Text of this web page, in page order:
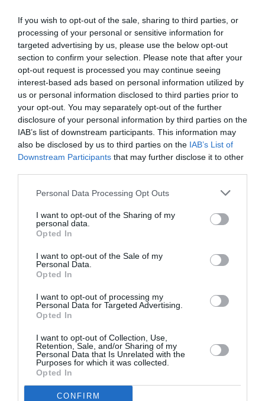
If you wish to opt-out of the sale, sharing to third parties, or
processing of your personal or sensitive information for
targeted advertising by us, please use the below opt-out
section to confirm your selection. Please note that after your
opt-out request is processed you may continue seeing
interest-based ads based on personal information utilized by
us or personal information disclosed to third parties prior to
your opt-out. You may separately opt-out of the further
disclosure of your personal information by third parties on the
IAB’s list of downstream participants. This information may
also be disclosed by us to third parties on the IAB’s List of
Downstream Participants that may further disclose it to other
Personal Data Processing Opt Outs
I want to opt-out of the Sharing of my
personal data.
Opted In
I want to opt-out of the Sale of my
Personal Data.
Opted In
I want to opt-out of processing my
Personal Data for Targeted Advertising.
Opted In
I want to opt-out of Collection, Use,
Retention, Sale, and/or Sharing of my
Personal Data that Is Unrelated with the
Purposes for which it was collected.
Opted In
CONFIRM
Ακολουθήστε το Culturenow.gr στοGoogle News
μάθετε πρώτοι όλες τις ειδήσεις
Δείτε όλα τατελευταία νέαγια την Τέχνη και τον
Πολιτισμό στοCulturenow.gr
Νέοι Διαγωνισμοί ❯
Tags
ΕΚΔΟΣΕΙΣ ΚΑΣΤΑΝΙΩΤΗ
Newsletter
Κάθε βδομάδα στο e-mail σας τα τελευταία νέα για
την Τέχνη και τον Πολιτισμό!
Σχετικά Άρθρα